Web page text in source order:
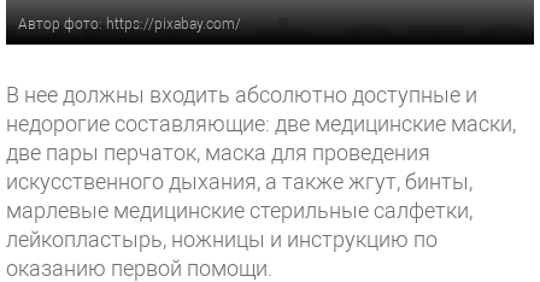
Автор фото: https://pixabay.com/
В нее должны входить абсолютно доступные и
недорогие составляющие: две медицинские маски,
две пары перчаток, маска для проведения
искусственного дыхания, а также жгут, бинты,
марлевые медицинские стерильные салфетки,
лейкопластырь, ножницы и инструкцию по
оказанию первой помощи.